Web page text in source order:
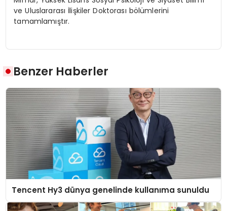
ve Uluslararası İlişkiler Doktorası bölümlerini
tamamlamıştır.
Benzer Haberler
Tencent Hy3 dünya genelinde kullanıma sunuldu